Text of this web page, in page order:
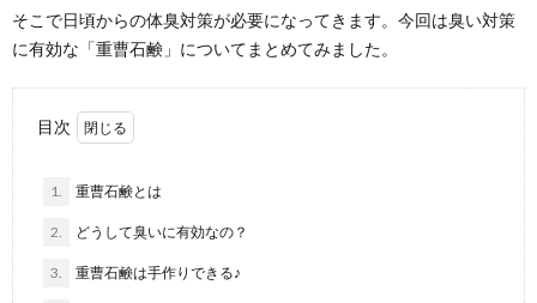
そこで日頃からの体臭対策が必要になってきます。今回は臭い対策
に有効な「重曹石鹸」についてまとめてみました。
目次
1. 重曹石鹸とは
2. どうして臭いに有効なの？
3. 重曹石鹸は手作りできる♪